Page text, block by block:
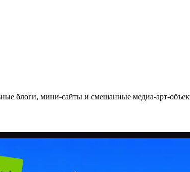
блоги, мини-сайты и смешанные медиа-арт-